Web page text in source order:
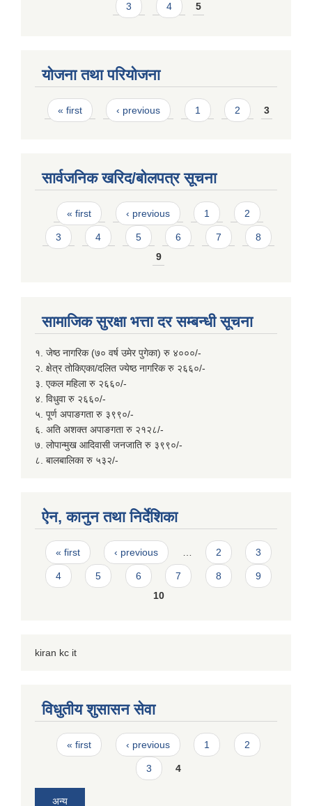
3 4 5
योजना तथा परियोजना
Pages
« first ‹ previous 1 2 3
सार्वजनिक खरिद/बोलपत्र सूचना
Pages
« first ‹ previous 1 2
3 4 5 6 7
8
9
सामाजिक सुरक्षा भत्ता दर सम्बन्धी सूचना
१. जेष्ठ नागरिक (७० वर्ष उमेर पुगेका) रु ४०००/-
२. क्षेत्र तोकिएका/दलित ज्येष्ठ नागरिक रु २६६०/-
३. एकल महिला रु २६६०/-
४. विधुवा रु २६६०/-
५. पूर्ण अपाङगता रु ३९९०/-
६. अति अशक्त अपाङगता रु २१२८/-
७. लोपान्मुख आदिवासी जनजाति रु ३९९०/-
८. बालबालिका रु ५३२/-
ऐन, कानुन तथा निर्देशिका
Pages
« first ‹ previous 2 3
4 5 6 7 8
9
10
kiran kc it
विधुतीय शुसासन सेवा
Pages
« first ‹ previous 1 2
3 4
अन्य